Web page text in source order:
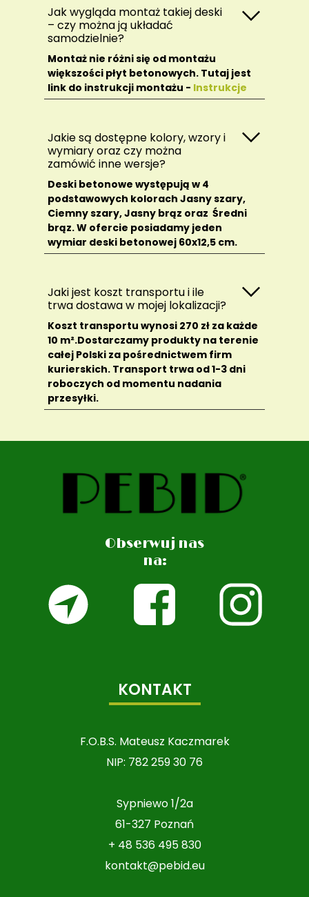
Jak wygląda montaż takiej deski
– czy można ją układać
samodzielnie?
Montaż nie różni się od montażu
większości płyt betonowych. Tutaj jest
link do instrukcji montażu - Instrukcje
Jakie są dostępne kolory, wzory i
wymiary oraz czy można
zamówić inne wersje?
Deski betonowe występują w 4
podstawowych kolorach Jasny szary,
Ciemny szary, Jasny brąz oraz Średni
brąz. W ofercie posiadamy jeden
wymiar deski betonowej 60x12,5 cm.
Jaki jest koszt transportu i ile
trwa dostawa w mojej lokalizacji?
Koszt transportu wynosi 270 zł za każde
10 m².Dostarczamy produkty na terenie
całej Polski za pośrednictwem firm
kurierskich. Transport trwa od 1-3 dni
roboczych od momentu nadania
przesyłki.
Obserwuj nas
na:
KONTAKT
F.O.B.S. Mateusz Kaczmarek
NIP: 782 259 30 76
Sypniewo 1/2a
61-327 Poznań
+ 48 536 495 830
kontakt@pebid.eu